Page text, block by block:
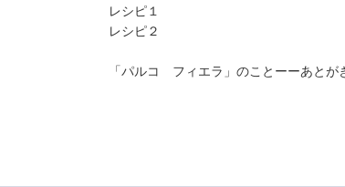
レシピ１
レシピ２
「パルコ フィエラ」のことーーあとが